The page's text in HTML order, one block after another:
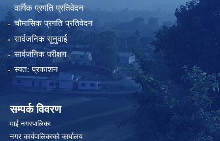
वार्षिक प्रगति प्रतिवेदन
चौमासिक प्रगति प्रतिवेदन
सार्वजनिक सुनुवाई
सार्वजनिक परीक्षण
स्वत: प्रकाशन
सम्पर्क विवरण
माई नगरपालिका
नगर कार्यपालिकाको कार्यालय